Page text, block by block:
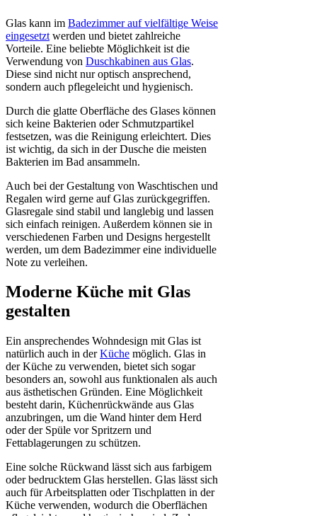
Glas kann im Badezimmer auf vielfältige Weise
eingesetzt werden und bietet zahlreiche
Vorteile. Eine beliebte Möglichkeit ist die
Verwendung von Duschkabinen aus Glas.
Diese sind nicht nur optisch ansprechend,
sondern auch pflegeleicht und hygienisch.
Durch die glatte Oberfläche des Glases können
sich keine Bakterien oder Schmutzpartikel
festsetzen, was die Reinigung erleichtert. Dies
ist wichtig, da sich in der Dusche die meisten
Bakterien im Bad ansammeln.
Auch bei der Gestaltung von Waschtischen und
Regalen wird gerne auf Glas zurückgegriffen.
Glasregale sind stabil und langlebig und lassen
sich einfach reinigen. Außerdem können sie in
verschiedenen Farben und Designs hergestellt
werden, um dem Badezimmer eine individuelle
Note zu verleihen.
Moderne Küche mit Glas
gestalten
Ein ansprechendes Wohndesign mit Glas ist
natürlich auch in derKüche möglich. Glas in
der Küche zu verwenden, bietet sich sogar
besonders an, sowohl aus funktionalen als auch
aus ästhetischen Gründen. Eine Möglichkeit
besteht darin, Küchenrückwände aus Glas
anzubringen, um die Wand hinter dem Herd
oder der Spüle vor Spritzern und
Fettablagerungen zu schützen.
Eine solche Rückwand lässt sich aus farbigem
oder bedrucktem Glas herstellen. Glas lässt sich
auch für Arbeitsplatten oder Tischplatten in der
Küche verwenden, wodurch die Oberflächen